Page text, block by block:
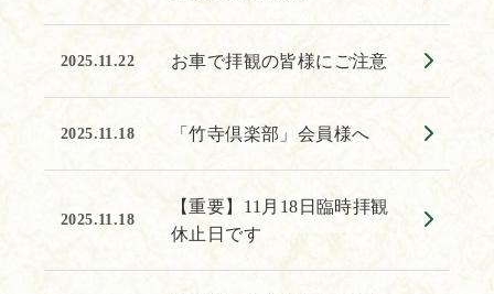
2025.11.22 お車で拝観の皆様にご注意
2025.11.18 「竹寺倶楽部」会員様へ
2025.11.18
【重要】11月18日臨時拝観
休止日です